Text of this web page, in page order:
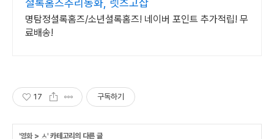
셜록홈즈추리동화, 렛츠고샵
명탐정셜록홈즈/소년셜록홈즈! 네이버 포인트 추가적립! 무
료배송!
17 구독하기
'영화> ㅅ' 카테고리의 다른 글